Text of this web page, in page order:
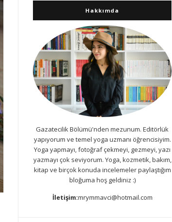
Hakkımda
Gazatecilik Bölümü'nden mezunum. Editörlük
yapıyorum ve temel yoga uzmanı öğrencisiyim.
Yoga yapmayı, fotoğraf çekmeyi, gezmeyi, yazı
yazmayı çok seviyorum. Yoga, kozmetik, bakım,
kitap ve birçok konuda incelemeler paylaştığım
bloğuma hoş geldiniz :)
İletişim:mrymmavci@hotmail.com